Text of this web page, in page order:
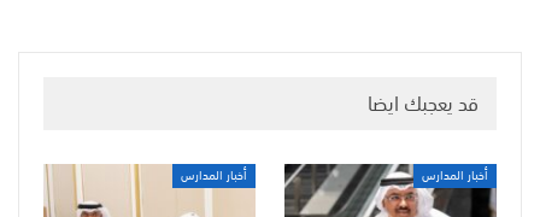
قد يعجبك ايضا
أخبار المدارس أخبار المدارس